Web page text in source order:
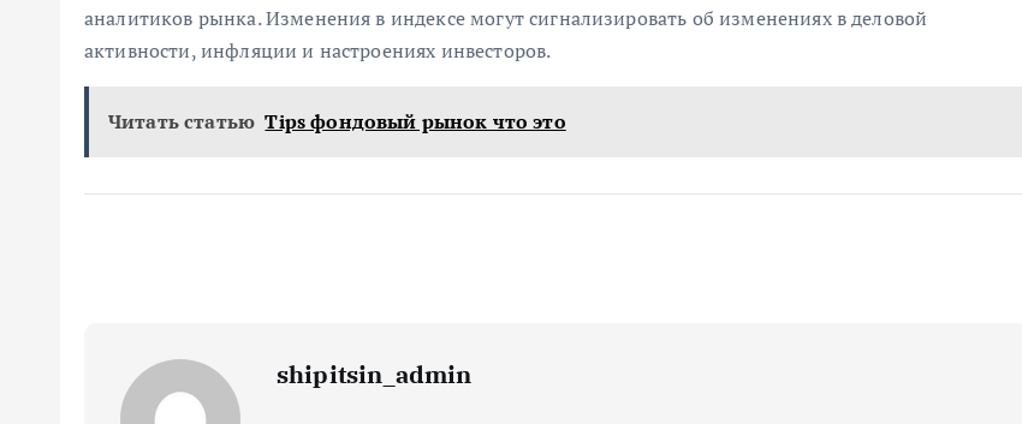
аналитиков рынка. Изменения в индексе могут сигнализировать об изменениях в деловой
активности, инфляции и настроениях инвесторов.
Читать статью Tips фондовый рынок что это
shipitsin_admin